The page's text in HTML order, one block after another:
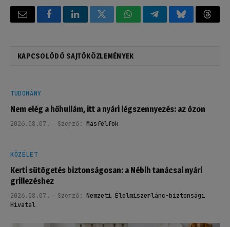
Email FacebookLinkedInTwitterWhatsAppTelegramBluesky
KAPCSOLÓDÓ SAJTÓKÖZLEMÉNYEK
TUDOMÁNY
Nem elég a hőhullám, itt a nyári légszennyezés: az ózon
2026.08.07. Szerző: Másfélfok
KÖZÉLET
Kerti sütögetés biztonságosan: a Nébih tanácsai nyári
grillezéshez
2026.08.07. Szerző: Nemzeti Élelmiszerlánc-biztonsági
Hivatal